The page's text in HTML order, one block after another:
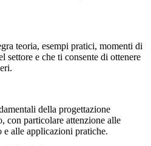
teoria, esempi pratici, momenti di
settore e che ti consente di ottenere
.
della progettazione
con particolare attenzione alle
alle applicazioni pratiche.